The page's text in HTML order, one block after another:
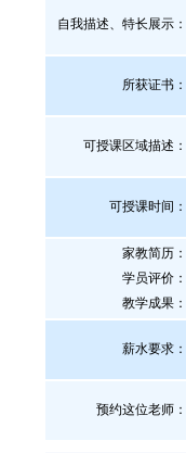
自我描述、特长展示 ：
所获证书 ：
可授课区域描述：
可授课时间：
家教简历：
学员评价：
教学成果：
薪水要求：
预约这位老师：